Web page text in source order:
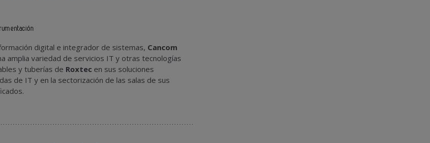
digital e integrador de sistemas, Cancom
amplia variedad de servicios IT y otras tecnologías
y tuberías de Roxtec en sus soluciones
de IT y en la sectorización de las salas de sus